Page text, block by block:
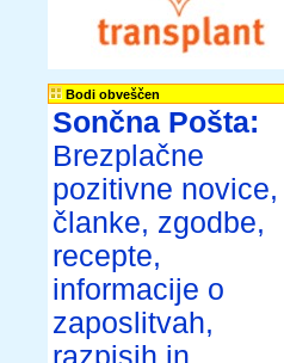
Bodi obveščen
Sončna Pošta:
Brezplačne
pozitivne novice,
članke, zgodbe,
recepte,
informacije o
zaposlitvah,
razpisih in